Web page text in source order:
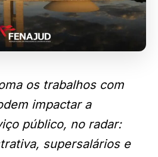
os trabalhos com
impactar a
público, no radar:
supersalários e